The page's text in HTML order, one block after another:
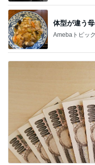
体型が違う
Amebaトピッ